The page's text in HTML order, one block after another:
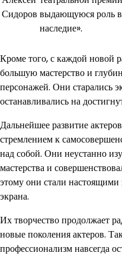
Сидоров выдающуюся роль
наследие».
Кроме того, с каждой новой
большую мастерство и
персонажей. Они старались
останавливались на
Дальнейшее развитие
стремлением к
над собой. Они неустанно
мастерства и
этому они стали
экрана.
Их творчество продолжает
новые поколения актеров.
профессионализм навсегда